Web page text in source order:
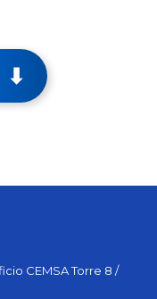
CEMSA Torre 8 /